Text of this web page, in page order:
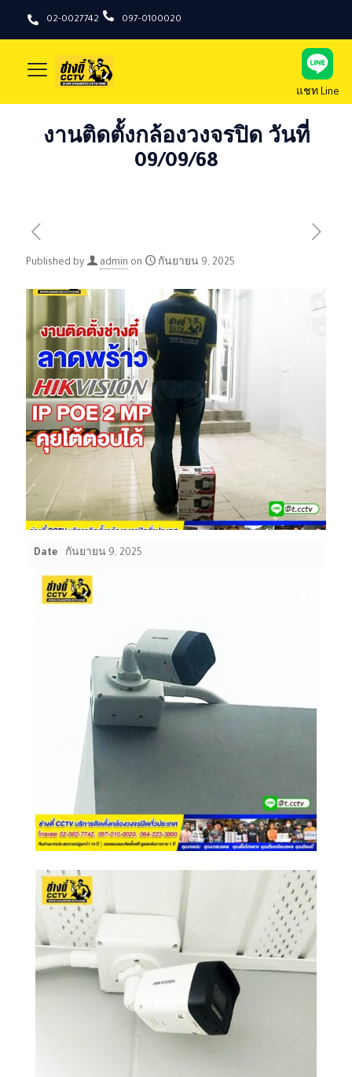
02-0027742 097-0100020
แชท Line
งานติดตั้งกล้องวงจรปิด วันที่
09/09/68
Published by admin on กันยายน 9, 2025
Date กันยายน 9, 2025